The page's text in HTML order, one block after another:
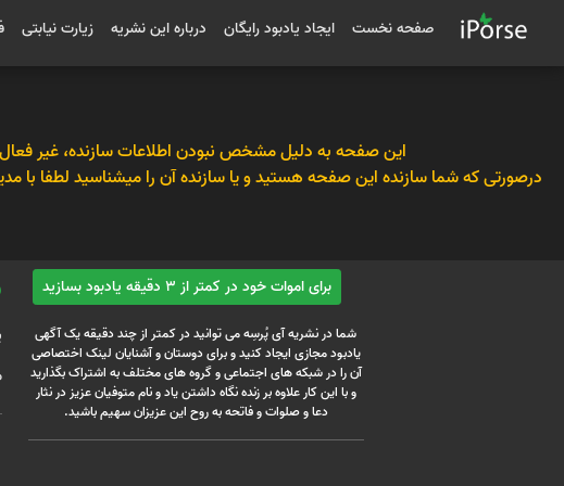
صفحه نخست ایجاد یادبود رایگان درباره این نشریه زیارت نیابتی
این صفحه به دلیل مشخص نبودن اطلاعات سازنده، غیر
درصورتی که شما سازنده این صفحه هستید و یا سازنده آن را میشناسید لطفا با
برای اموات خود در کمتر از 3 دقیقه یادبود بسازید
شما در نشریه آی پُرسِه می توانید در کمتر از چند دقیقه یک آگهی
یادبود مجازی ایجاد کنید و برای دوستان و آشنایان لینک اختصاصی
آن را در شبکه های اجتماعی و گروه های مختلف به اشتراک بگذارید
و با این کار علاوه بر زنده نگاه داشتن یاد و نام متوفیان عزیز در نثار
دعا و صلوات و فاتحه به روح این عزیزان سهیم باشید.